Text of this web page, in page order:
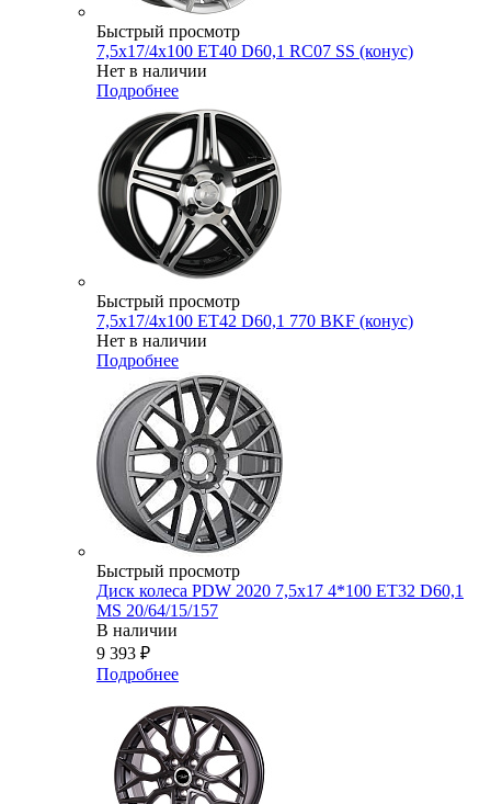
Быстрый просмотр
7,5x17/4x100 ET40 D60,1 RC07 SS (конус)
Нет в наличии
Подробнее
Быстрый просмотр
7,5x17/4x100 ET42 D60,1 770 BKF (конус)
Нет в наличии
Подробнее
Быстрый просмотр
Диск колеса PDW 2020 7,5x17 4*100 ET32 D60,1
MS 20/64/15/157
В наличии
9 393 ₽
Подробнее